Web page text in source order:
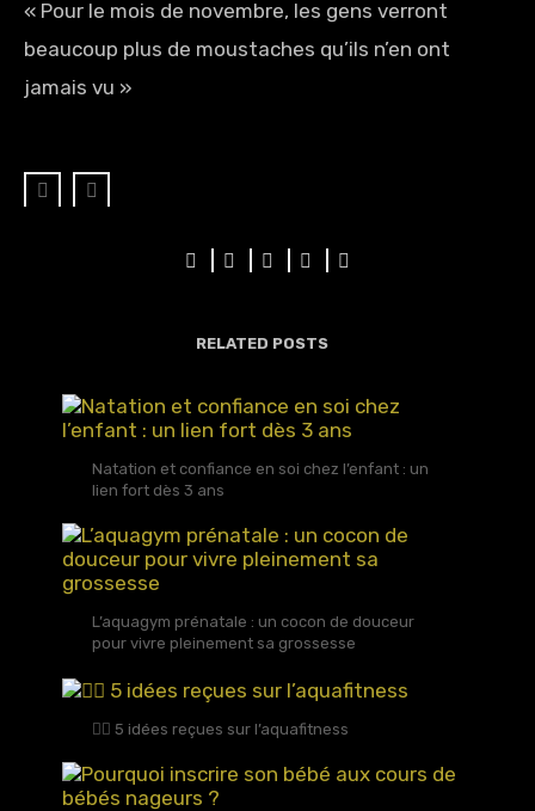
« Pour le mois de novembre, les gens verront
beaucoup plus de moustaches qu’ils n’en ont
jamais vu »
RELATED POSTS
Natation et confiance en soi chez l’enfant : un
lien fort dès 3 ans
L’aquagym prénatale : un cocon de douceur
pour vivre pleinement sa grossesse
🏊‍♀️ 5 idées reçues sur l’aquafitness